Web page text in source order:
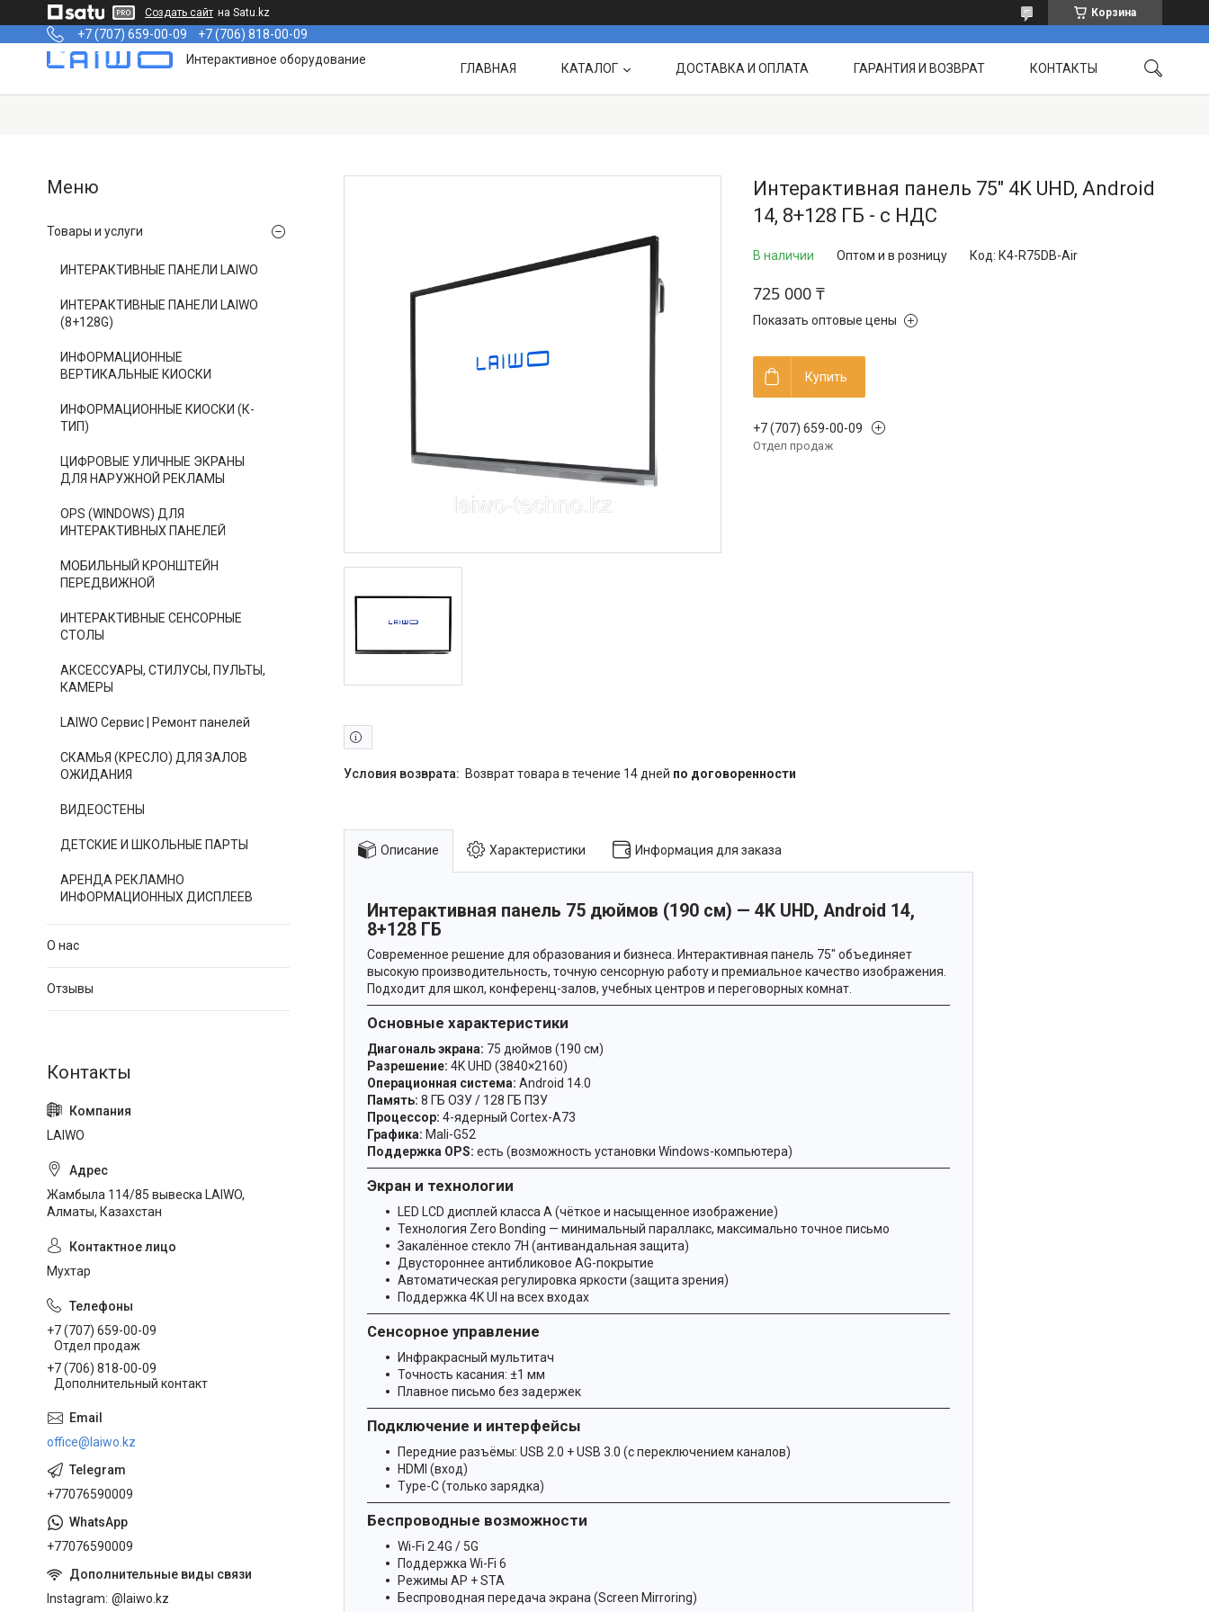
Создать сайт на Satu.kz Корзина
+7 (707) 659-00-09
+7 (706) 818-00-09
Интерактивное оборудование
ГЛАВНАЯ КАТАЛОГ ДОСТАВКА И ОПЛАТА ГАРАНТИЯ И ВОЗВРАТ КОНТАКТЫ
Интерактивная панель 75″ 4K UHD, Android
14, 8+128 ГБ - с НДС
В наличии Оптом и в розницу Код: К4-R75DB-Air
725 000 ₸
Показать оптовые цены
Купить
+7 (707) 659-00-09
Отдел продаж
возврат товара в течение 14 дней по договоренности
Описание Характеристики Информация для заказа
Интерактивная панель 75 дюймов (190 см) — 4K UHD, Android 14,
8+128 ГБ
Современное решение для образования и бизнеса. Интерактивная панель 75″ объединяет
высокую производительность, точную сенсорную работу и премиальное качество изображения.
Подходит для школ, конференц-залов, учебных центров и переговорных комнат.
Основные характеристики
Диагональ экрана: 75 дюймов (190 см)
Разрешение: 4K UHD (3840×2160)
Операционная система: Android 14.0
Память: 8 ГБ ОЗУ / 128 ГБ ПЗУ
Процессор: 4-ядерный Cortex-A73
Графика: Mali-G52
Поддержка OPS: есть (возможность установки Windows-компьютера)
Экран и технологии
LED LCD дисплей класса A (чёткое и насыщенное изображение)
Технология Zero Bonding — минимальный параллакс, максимально точное письмо
Закалённое стекло 7H (антивандальная защита)
Двустороннее антибликовое AG-покрытие
Автоматическая регулировка яркости (защита зрения)
Поддержка 4K UI на всех входах
Сенсорное управление
Инфракрасный мультитач
Точность касания: ±1 мм
Плавное письмо без задержек
Подключение и интерфейсы
Передние разъёмы: USB 2.0 + USB 3.0 (с переключением каналов)
HDMI (вход)
Type-C (только зарядка)
Беспроводные возможности
Wi-Fi 2.4G / 5G
Поддержка Wi-Fi 6
Режимы AP + STA
Беспроводная передача экрана (Screen Mirroring)
Товары и услуги
ИНТЕРАКТИВНЫЕ ПАНЕЛИ LAIWO
ИНТЕРАКТИВНЫЕ ПАНЕЛИ LAIWO
(8+128G)
ИНФОРМАЦИОННЫЕ
ВЕРТИКАЛЬНЫЕ КИОСКИ
ИНФОРМАЦИОННЫЕ КИОСКИ (К-
ТИП)
ЦИФРОВЫЕ УЛИЧНЫЕ ЭКРАНЫ
ДЛЯ НАРУЖНОЙ РЕКЛАМЫ
OPS (WINDOWS) ДЛЯ
ИНТЕРАКТИВНЫХ ПАНЕЛЕЙ
МОБИЛЬНЫЙ КРОНШТЕЙН
ПЕРЕДВИЖНОЙ
ИНТЕРАКТИВНЫЕ СЕНСОРНЫЕ
СТОЛЫ
АКСЕССУАРЫ, СТИЛУСЫ, ПУЛЬТЫ,
КАМЕРЫ
LAIWO Сервис | Ремонт панелей
СКАМЬЯ (КРЕСЛО) ДЛЯ ЗАЛОВ
ОЖИДАНИЯ
ВИДЕОСТЕНЫ
ДЕТСКИЕ И ШКОЛЬНЫЕ ПАРТЫ
АРЕНДА РЕКЛАМНО
ИНФОРМАЦИОННЫХ ДИСПЛЕЕВ
О нас
Отзывы
LAIWO
Жамбыла 114/85 вывеска LAIWO,
Алматы, Казахстан
Мухтар
+7 (707) 659-00-09
Отдел продаж
+7 (706) 818-00-09
Дополнительный контакт
office@laiwo.kz
+77076590009
+77076590009
Instagram @laiwo.kz